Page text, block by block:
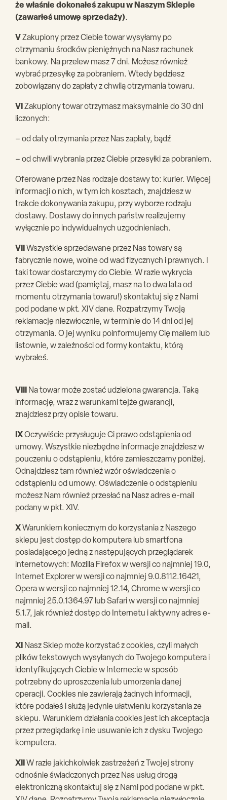
że właśnie dokonałeś zakupu w Naszym Sklepie
(zawarłeś umowę sprzedaży).
V Zakupiony przez Ciebie towar wysyłamy po
otrzymaniu środków pieniężnych na Nasz rachunek
bankowy. Na przelew masz 7 dni. Możesz również
wybrać przesyłkę za pobraniem. Wtedy będziesz
zobowiązany do zapłaty z chwilą otrzymania towaru.
VI Zakupiony towar otrzymasz maksymalnie do 30 dni
liczonych:
– od daty otrzymania przez Nas zapłaty, bądź
– od chwili wybrania przez Ciebie przesyłki za pobraniem.
Oferowane przez Nas rodzaje dostawy to: kurier. Więcej
informacji o nich, w tym ich kosztach, znajdziesz w
trakcie dokonywania zakupu, przy wyborze rodzaju
dostawy. Dostawy do innych państw realizujemy
wyłącznie po indywidualnych uzgodnieniach.
VII
Wszystkie sprzedawane przez Nas towary są
fabrycznie nowe, wolne od wad fizycznych i prawnych. I
taki towar dostarczymy do Ciebie. W razie wykrycia
przez Ciebie wad (pamiętaj, masz na to dwa lata od
momentu otrzymania towaru!) skontaktuj się z Nami
pod podane w pkt. XIV dane. Rozpatrzymy Twoją
reklamację niezwłocznie, w terminie do 14 dni od jej
otrzymania. O jej wyniku poinformujemy Cię mailem lub
listownie, w zależności od formy kontaktu, którą
wybrałeś.
VIII
Na towar może zostać udzielona gwarancja. Taką
informację, wraz z warunkami tejże gwarancji,
znajdziesz przy opisie towaru.
IXOczywiście przysługuje Ci prawo odstąpienia od
umowy. Wszystkie niezbędne informacje znajdziesz w
pouczeniu o odstąpieniu, które zamieszczamy poniżej.
Odnajdziesz tam również wzór oświadczenia o
odstąpieniu od umowy. Oświadczenie o odstąpieniu
możesz Nam również przesłać na Nasz adres e-mail
podany w pkt. XIV.
X Warunkiem koniecznym do korzystania z Naszego
sklepu jest dostęp do komputera lub smartfona
posiadającego jedną z następujących przeglądarek
internetowych: Mozilla Firefox w wersji co najmniej 19.0,
Internet Explorer w wersji co najmniej 9.0.8112.16421,
Opera w wersji co najmniej 12.14, Chrome w wersji co
najmniej 25.0.1364.97 lub Safari w wersji co najmniej
5.1.7, jak również dostęp do Internetu i aktywny adres e-
mail.
XI Nasz Sklep może korzystać z cookies, czyli małych
plików tekstowych wysyłanych do Twojego komputera i
identyfikujących Ciebie w Internecie w sposób
potrzebny do uproszczenia lub umorzenia danej
operacji. Cookies nie zawierają żadnych informacji,
które podałeś i służą jedynie ułatwieniu korzystania ze
sklepu. Warunkiem działania cookies jest ich akceptacja
przez przeglądarkę i nie usuwanie ich z dysku Twojego
komputera.
XII W razie jakichkolwiek zastrzeżeń z Twojej strony
odnośnie świadczonych przez Nas usług drogą
elektroniczną skontaktuj się z Nami pod podane w pkt.